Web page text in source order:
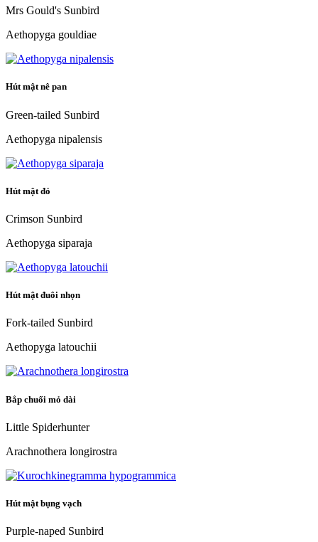
Mrs Gould's Sunbird
Aethopyga gouldiae
Hút mật nê pan
Green-tailed Sunbird
Aethopyga nipalensis
Hút mật đỏ
Crimson Sunbird
Aethopyga siparaja
Hút mật đuôi nhọn
Fork-tailed Sunbird
Aethopyga latouchii
Bắp chuối mỏ dài
Little Spiderhunter
Arachnothera longirostra
Hút mật bụng vạch
Purple-naped Sunbird